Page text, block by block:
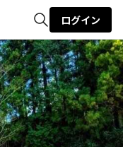
検索
ログイン